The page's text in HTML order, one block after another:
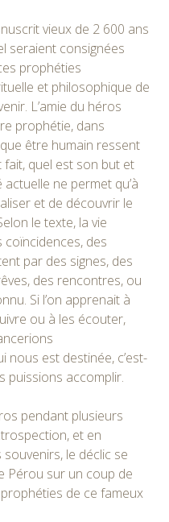
vieux de 2 600 ans
seraient consignées
prophéties
et philosophique de
L’amie du héros
prophétie, dans
être humain ressent
fait, quel est son but et
ne permet qu’à
et de découvrir le
le texte, la vie
des
par des signes, des
des rencontres, ou
Si l’on apprenait à
ou à les écouter,
nous est destinée, c’est-
puissions accomplir.
pendant plusieurs
et en
le déclic se
Pérou sur un coup de
de ce fameux